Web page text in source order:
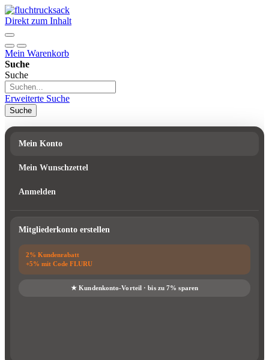
Direkt zum Inhalt
Mein Warenkorb
Suche
Suche
Erweiterte Suche
Suche
Mein Konto
Mein Wunschzettel
Anmelden
Mitgliederkonto erstellen